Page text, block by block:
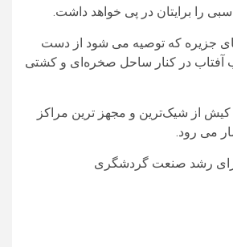
را برایتان در پی خواهد داشت.
جزیره که توصیه می شود از دست
آفتاب در کنار ساحل صخره‌ای و کشتی
از شیک‌ترین و مجهز ترین مراکز
می رود.
رشد صنعت گردشگری